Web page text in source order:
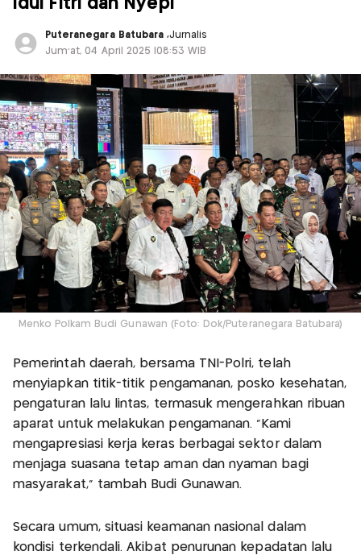
Idul Fitri dan Nyepi
Puteranegara Batubara,Jurnalis
Jum'at, 04 April 2025 |08:53 WIB
Menko Polkam Budi Gunawan (Foto: Dok/Puteranegara Batubara)
Pemerintah daerah, bersama TNI-Polri, telah
menyiapkan titik-titik pengamanan, posko kesehatan,
pengaturan lalu lintas, termasuk mengerahkan ribuan
aparat untuk melakukan pengamanan. “Kami
mengapresiasi kerja keras berbagai sektor dalam
menjaga suasana tetap aman dan nyaman bagi
masyarakat,” tambah Budi Gunawan.
Secara umum, situasi keamanan nasional dalam
kondisi terkendali. Akibat penurunan kepadatan lalu